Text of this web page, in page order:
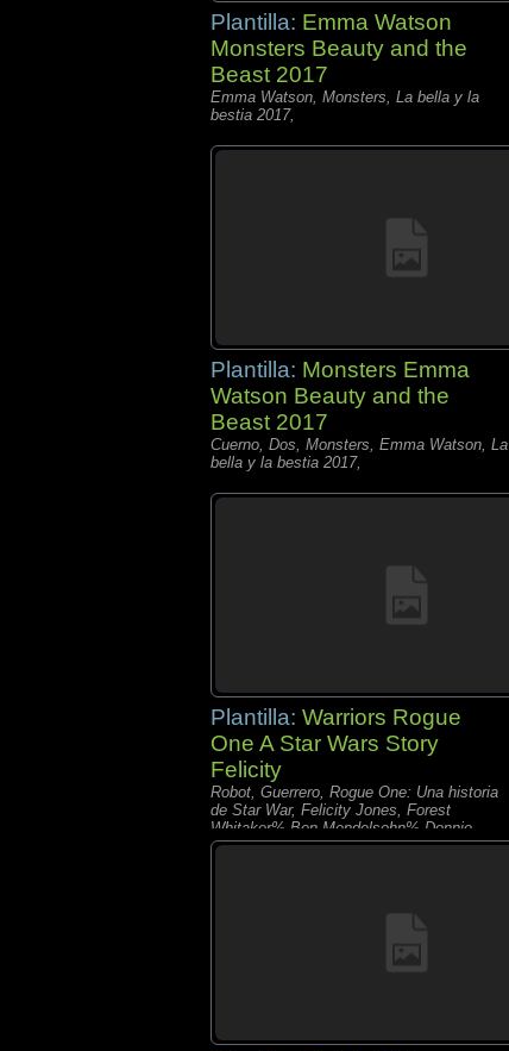
Plantilla: Emma Watson
Monsters Beauty and the
Beast 2017
Emma Watson, Monsters, La bella y la
bestia 2017,
Plantilla: Monsters Emma
Watson Beauty and the
Beast 2017
Cuerno, Dos, Monsters, Emma Watson, La
bella y la bestia 2017,
Plantilla: Warriors Rogue
One A Star Wars Story
Felicity
Robot, Guerrero, Rogue One: Una historia
de Star War, Felicity Jones, Forest
Whitaker% Ben Mendelsohn% Donnie
Yen% Diego Luna% Riz Ahmed% Wen